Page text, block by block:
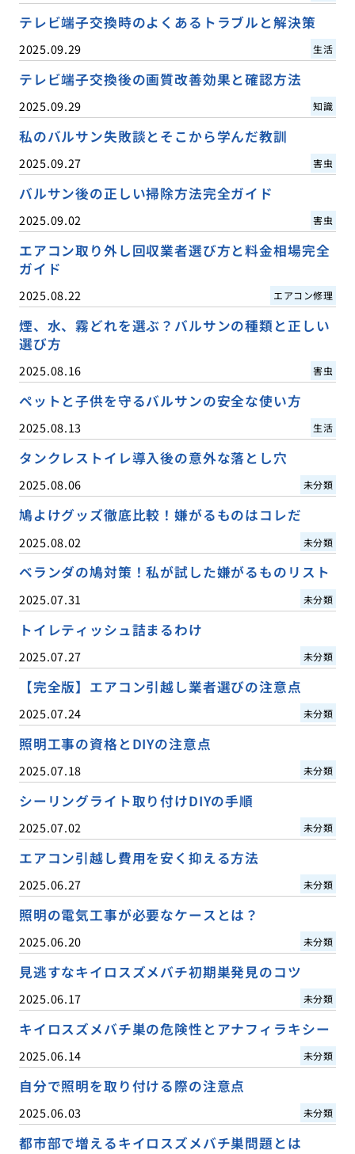
テレビ端子交換時のよくあるトラブルと解決策
2025.09.29 生活
テレビ端子交換後の画質改善効果と確認方法
2025.09.29 知識
私のバルサン失敗談とそこから学んだ教訓
2025.09.27 害虫
バルサン後の正しい掃除方法完全ガイド
2025.09.02 害虫
エアコン取り外し回収業者選び方と料金相場完全
ガイド
2025.08.22 エアコン修理
煙、水、霧どれを選ぶ？バルサンの種類と正しい
選び方
2025.08.16 害虫
ペットと子供を守るバルサンの安全な使い方
2025.08.13 生活
タンクレストイレ導入後の意外な落とし穴
2025.08.06 未分類
鳩よけグッズ徹底比較！嫌がるものはコレだ
2025.08.02 未分類
ベランダの鳩対策！私が試した嫌がるものリスト
2025.07.31 未分類
トイレティッシュ詰まるわけ
2025.07.27 未分類
【完全版】エアコン引越し業者選びの注意点
2025.07.24 未分類
照明工事の資格とDIYの注意点
2025.07.18 未分類
シーリングライト取り付けDIYの手順
2025.07.02 未分類
エアコン引越し費用を安く抑える方法
2025.06.27 未分類
照明の電気工事が必要なケースとは？
2025.06.20 未分類
見逃すなキイロスズメバチ初期巣発見のコツ
2025.06.17 未分類
キイロスズメバチ巣の危険性とアナフィラキシー
2025.06.14 未分類
自分で照明を取り付ける際の注意点
2025.06.03 未分類
都市部で増えるキイロスズメバチ巣問題とは